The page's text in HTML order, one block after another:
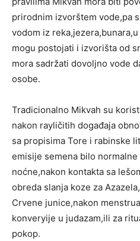
prirodnim izvorštem vode,pa
vodom iz
mogu postojati i izvorišta od
mora sadržati dovoljno vode
osobe.
Tradicionalno Mikvah su
nakon rayličitih događaja
sa propisima Tore i rabinske
emisije semena bilo
noćne,nakon kontakta sa
obreda slanja koze za
Crvene junice,nakon
konveryije u judazam,ili za
pokop.